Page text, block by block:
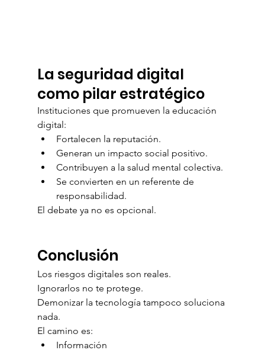
La seguridad digital
como pilar estratégico
Instituciones que promueven la educación
digital:
Fortalecen la reputación.
Generan un impacto social positivo.
Contribuyen a la salud mental colectiva.
Se convierten en un referente de
responsabilidad.
El debate ya no es opcional.
Conclusión
Los riesgos digitales son reales.
Ignorarlos no te protege.
Demonizar la tecnología tampoco soluciona
nada.
El camino es:
Información